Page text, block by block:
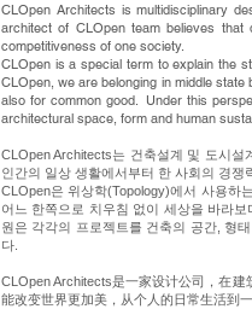
CLOpen Architects is multidisciplinary
architect of CLOpen team believes
competitiveness of one society.
CLOpen is a special term to explain the
CLOpen, we are belonging in middle
also for common good. Under this
architectural space, form and human
CLOpen Architects는 건축설계 및 도시
인간의 일상 생활에서부터 한 사회의 경
CLOpen은 위상학(Topology)에서 사용하
어느 한쪽으로 치우침 없이 세상을 바라
원은 각각의 프로젝트를 건축의 공간, 형
다.
CLOpen Architects是一家设计公司，在
能改变世界更加美，从个人的日常生活到